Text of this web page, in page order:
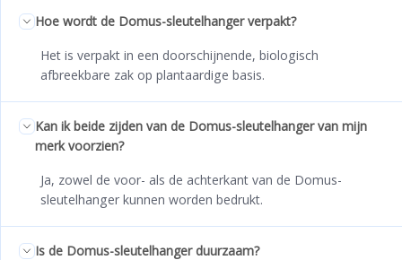
Hoe wordt de Domus-sleutelhanger verpakt?
Het is verpakt in een doorschijnende, biologisch
afbreekbare zak op plantaardige basis.
Kan ik beide zijden van de Domus-sleutelhanger van mijn
merk voorzien?
Ja, zowel de voor- als de achterkant van de Domus-
sleutelhanger kunnen worden bedrukt.
Is de Domus-sleutelhanger duurzaam?